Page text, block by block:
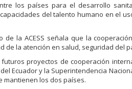
los países para el desarrollo
del talento humano en el
de la ACESS señala que la
de la atención en salud, seguridad del
proyectos de cooperación
Ecuador y la Superintendencia
mantienen los dos países.